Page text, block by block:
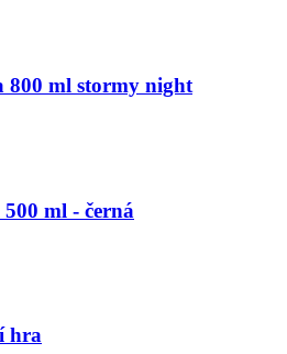
800 ml stormy night
ml - černá
hra